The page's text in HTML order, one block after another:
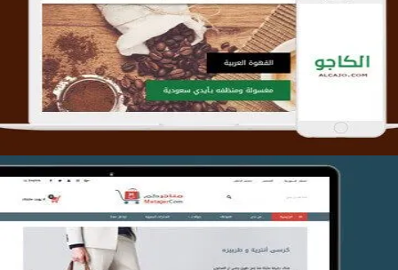
تصميم متجر الكاجو
التفاصيل
تصميم متجر متاجركم